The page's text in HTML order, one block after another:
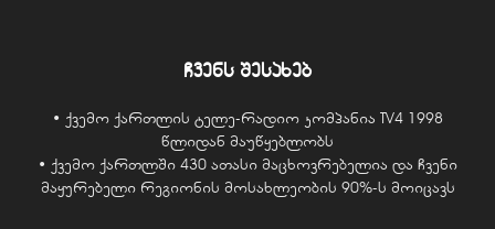
ჩვენს შესახებ
• ქვემო ქართლის ტელე-რადიო კომპანია TV4 1998
წლიდან მაუწყებლობს
• ქვემო ქართლში 430 ათასი მაცხოვრებელია და ჩვენი
მაყურებელი რეგიონის მოსახლეობის 90%-ს მოიცავს